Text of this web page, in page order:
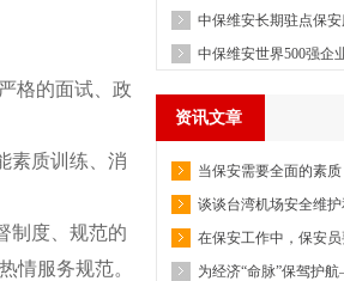
中保维安长期驻点保安
中保维安世界500强企
资讯文章
当保安需要全面的素质
谈谈台湾机场安全维
格的面试、政
素质训练、消
制度、规范的
情服务规范。